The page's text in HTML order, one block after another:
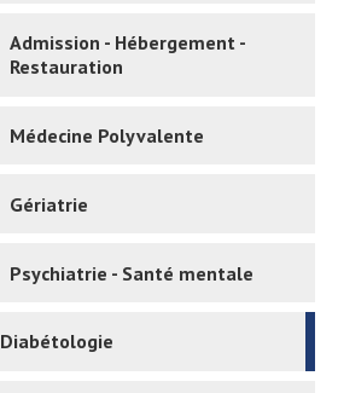
Admission - Hébergement -
Restauration
Médecine Polyvalente
Gériatrie
Psychiatrie - Santé mentale
Diabétologie